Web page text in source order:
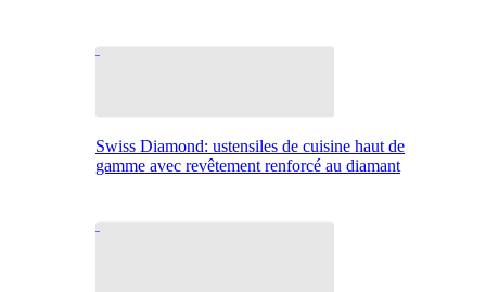
Swiss Diamond: ustensiles de cuisine haut de
gamme avec revêtement renforcé au diamant